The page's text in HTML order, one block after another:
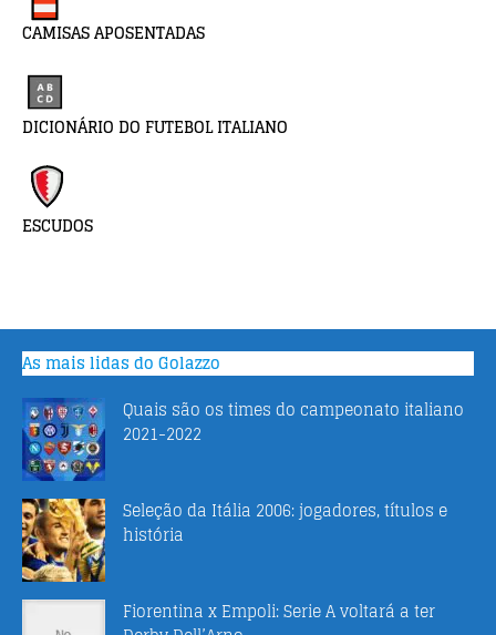
CAMISAS APOSENTADAS
DICIONÁRIO DO FUTEBOL ITALIANO
ESCUDOS
As mais lidas do Golazzo
Quais são os times do campeonato italiano
2021-2022
Seleção da Itália 2006: jogadores, títulos e
história
Fiorentina x Empoli: Serie A voltará a ter